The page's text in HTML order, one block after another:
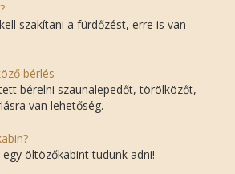
szakítani a fürdőzést, erre is van
bérlés
bérelni szaunalepedőt, törölközőt,
van lehetőség.
öltözőkabint tudunk adni!